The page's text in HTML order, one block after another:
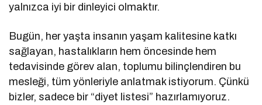
yalnızca iyi bir dinleyici olmaktır.
Bugün, her yaşta insanın yaşam kalitesine katkı
sağlayan, hastalıkların hem öncesinde hem
tedavisinde görev alan, toplumu bilinçlendiren bu
mesleği, tüm yönleriyle anlatmak istiyorum. Çünkü
bizler, sadece bir “diyet listesi” hazırlamıyoruz.